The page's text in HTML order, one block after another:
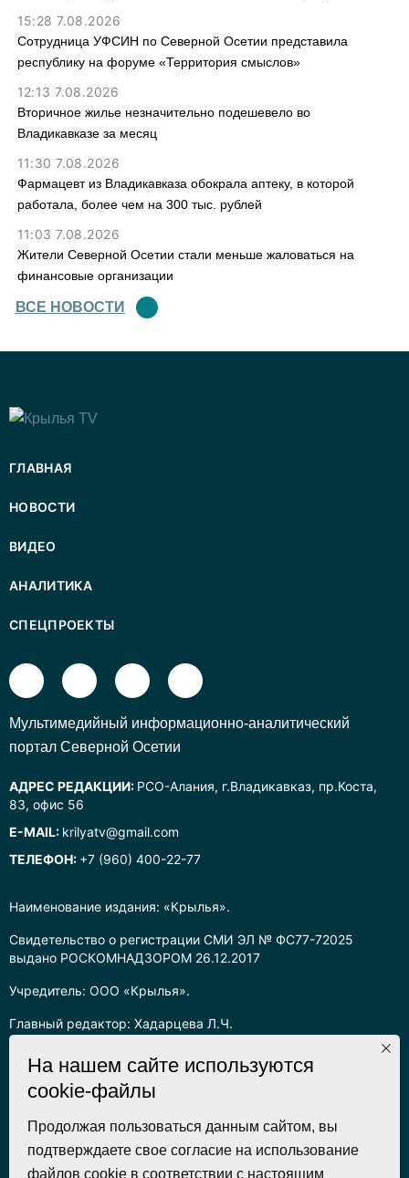
15:28 7.08.2026
Сотрудница УФСИН по Северной Осетии представила
республику на форуме «Территория смыслов»
12:13 7.08.2026
Вторичное жилье незначительно подешевело во
Владикавказе за месяц
11:30 7.08.2026
Фармацевт из Владикавказа обокрала аптеку, в которой
работала, более чем на 300 тыс. рублей
11:03 7.08.2026
Жители Северной Осетии стали меньше жаловаться на
финансовые организации
ВСЕ НОВОСТИ
Наименование издания: «Крылья».
Свидетельство о регистрации СМИ ЭЛ № ФС77-72025
выдано РОСКОМНАДЗОРОМ 26.12.2017
Учредитель: ООО «Крылья».
Главный редактор: Хадарцева Л.Ч.
Информация на сайте предназначена для лиц старше 16 лет.
Все права на любые материалы, опубликованные на сайте,
защищены в соответствии с российским законодательством
об интеллектуальной собственности. Любое использование
текстовых, фото, аудио и видеоматериалов возможно только
с согласия правообладателя (ООО «Крылья») и при строгом
ГЛАВНАЯ
НОВОСТИ
ВИДЕО
АНАЛИТИКА
СПЕЦПРОЕКТЫ
Mультимедийный информационно-аналитический
портал Северной Осетии
АДРЕС РЕДАКЦИИ: РСО-Алания, г.Владикавказ, пр.Коста,
83, офис 56
E-MAIL: krilyatv@gmail.com
ТЕЛЕФОН: +7 (960) 400-22-77
На нашем сайте используются
cookie-файлы
Продолжая пользоваться данным сайтом, вы
подтверждаете свое согласие на использование
файлов cookie в соответствии с настоящим